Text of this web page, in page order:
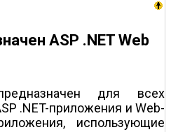
ASP .NET Web
для всех
.NET-приложения и Web-
использующие